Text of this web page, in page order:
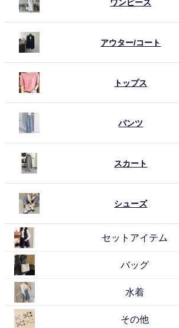
ワンピース
アウター/コート
トップス
パンツ
スカート
シューズ
セットアイテム
バッグ
水着
その他